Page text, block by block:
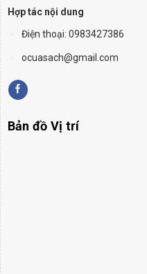
Hợp tác nội dung
Điện thoại: 0983427386
ocuasach@gmail.com
Bản đồ Vị trí